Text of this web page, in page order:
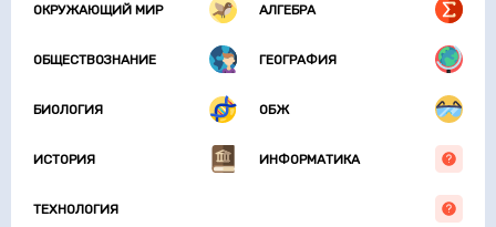
ОКРУЖАЮЩИЙ МИР АЛГЕБРА
ОБЩЕСТВОЗНАНИЕ ГЕОГРАФИЯ
БИОЛОГИЯ ОБЖ
ИСТОРИЯ ИНФОРМАТИКА
ТЕХНОЛОГИЯ